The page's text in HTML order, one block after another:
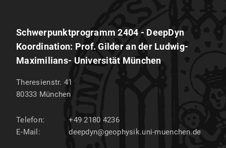
Schwerpunktprogramm 2404 - DeepDyn
Koordination: Prof. Gilder an der Ludwig-
Maximilians- Universität München
Theresienstr. 41
80333 München
Telefon:
+49 2180 4236
E-Mail:
deepdyn@geophysik.uni-muenchen.de